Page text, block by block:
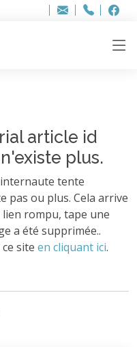
Adresse
info..hâthe..
Tel.
Tel.
article id
plus.
internaute tente
pas ou plus. Cela arrive
rompu, tape une
a été supprimée..
site en cliquant ici.